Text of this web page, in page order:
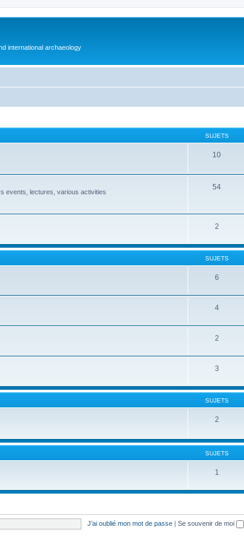
international archaeology
SUJETS
10
events, lectures, various activities
54
2
SUJETS
6
4
2
3
SUJETS
2
SUJETS
1
J’ai oublié mon mot de passe | Se souvenir de moi